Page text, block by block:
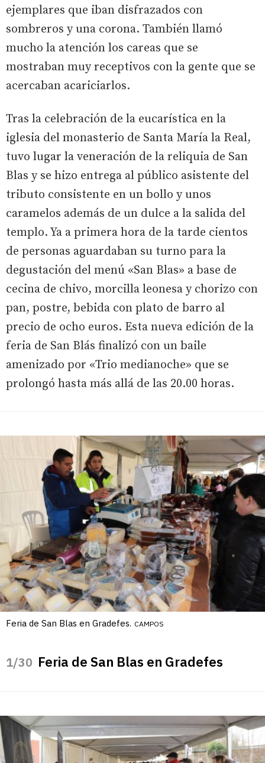
ejemplares que iban disfrazados con
sombreros y una corona. También llamó
mucho la atención los careas que se
mostraban muy receptivos con la gente que se
acercaban acariciarlos.
Tras la celebración de la eucarística en la
iglesia del monasterio de Santa María la Real,
tuvo lugar la veneración de la reliquia de San
Blas y se hizo entrega al público asistente del
tributo consistente en un bollo y unos
caramelos además de un dulce a la salida del
templo. Ya a primera hora de la tarde cientos
de personas aguardaban su turno para la
degustación del menú «San Blas» a base de
cecina de chivo, morcilla leonesa y chorizo con
pan, postre, bebida con plato de barro al
precio de ocho euros. Esta nueva edición de la
feria de San Blás finalizó con un baile
amenizado por «Trio medianoche» que se
prolongó hasta más allá de las 20.00 horas.
Feria de San Blas en Gradefes. CAMPOS
/30 Feria de San Blas en Gradefes